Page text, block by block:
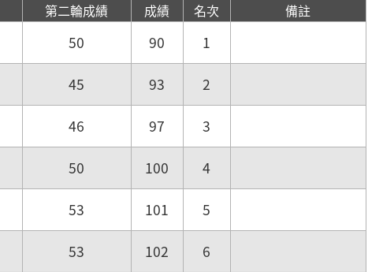
第二輪成績 成績 名次 備註
50 90 1
45 93 2
46 97 3
50 100 4
53 101 5
53 102 6